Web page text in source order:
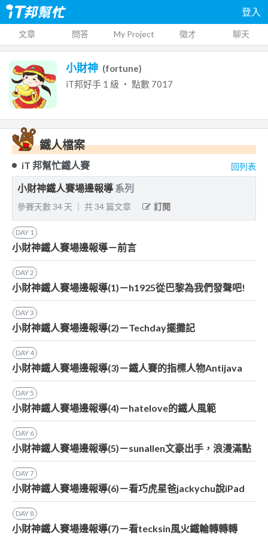
登入
文章 問答 My Project 徵才 聊天
小財神 (fortune)
iT邦好手 1 級 ‧ 點數 7017
鐵人檔案
iT 邦幫忙鐵人賽 回列表
小財神鐵人賽場邊報導 系列
參賽天數34 天 共34 篇文章 訂閱
DAY 1
小財神鐵人賽場邊報導－前言
DAY2
小財神鐵人賽場邊報導(1)－h1925從巴黎為我們發聲吧!
DAY3
小財神鐵人賽場邊報導(2)－Techday擺攤記
DAY4
小財神鐵人賽場邊報導(3)－鐵人賽的指標人物Antijava
DAY5
小財神鐵人賽場邊報導(4)－hatelove的鐵人風範
DAY 6
小財神鐵人賽場邊報導(5)－sunallen文豪出手，浪漫滿點
DAY7
小財神鐵人賽場邊報導(6)－看巧虎星爸jackychu說iPad
DAY 8
小財神鐵人賽場邊報導(7)－看tecksin風火鐵輪轉轉轉